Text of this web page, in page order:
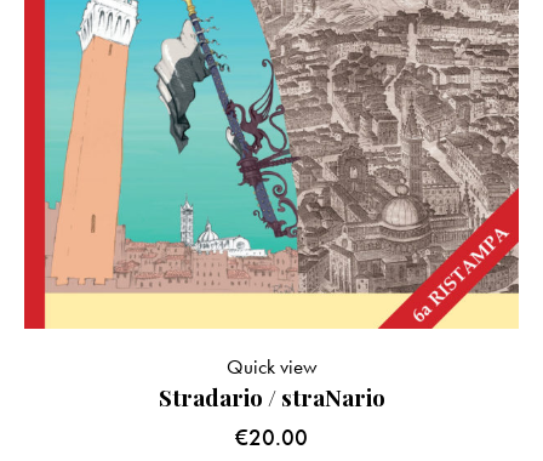
Stradario / straNario
€20.00
Quick view